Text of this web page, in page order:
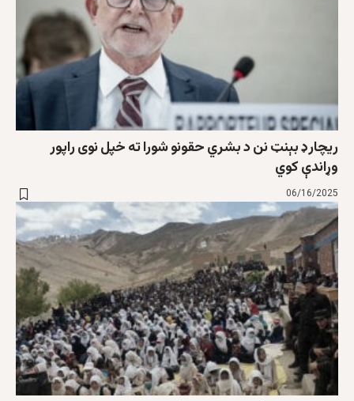
ریچارډ بېنټ نن د بشري حقونو شورا ته خپل نوی راپور
وړاندې کوي
06/16/2025